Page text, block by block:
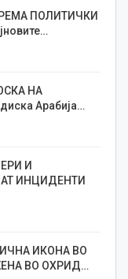
ПОЛИТИЧКИ
НА
Арабија…
И
ИНЦИДЕНТИ
ИКОНА ВО
ВО ОХРИД…